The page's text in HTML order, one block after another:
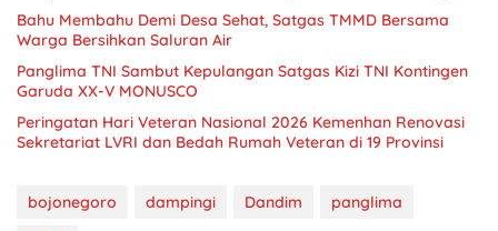
Bahu Membahu Demi Desa Sehat, Satgas TMMD Bersama
Warga Bersihkan Saluran Air
Panglima TNI Sambut Kepulangan Satgas Kizi TNI Kontingen
Garuda XX-V MONUSCO
Peringatan Hari Veteran Nasional 2026 Kemenhan Renovasi
Sekretariat LVRI dan Bedah Rumah Veteran di 19 Provinsi
bojonegoro dampingi Dandim
panglima